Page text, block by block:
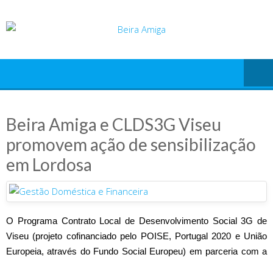
to
Beira Amiga e CLDS3G Viseu
promovem ação de sensibilização
em Lordosa
O Programa Contrato Local de Desenvolvimento Social 3G de
Viseu (projeto cofinanciado pelo POISE, Portugal 2020 e União
Europeia, através do Fundo Social Europeu) em parceria com a